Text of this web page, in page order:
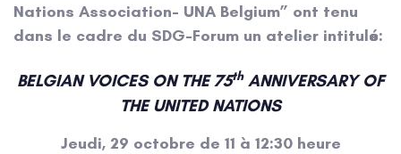
Nations Association- UNA Belgium” ont tenu
dans le cadre du SDG-Forum un atelier intitulé:
BELGIAN VOICES ON THE 75thANNIVERSARY OF
THE UNITED NATIONS
Jeudi, 29 octobre de 11 à 12:30 heure